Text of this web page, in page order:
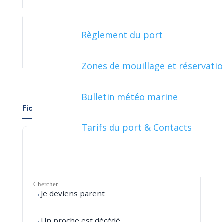
Règlement du port
Zones de mouillage et
Bulletin météo marine
Tarifs du port & Contacts
Fiches pratiques par événement de vie
→ Je deviens parent
Un proche est décédé